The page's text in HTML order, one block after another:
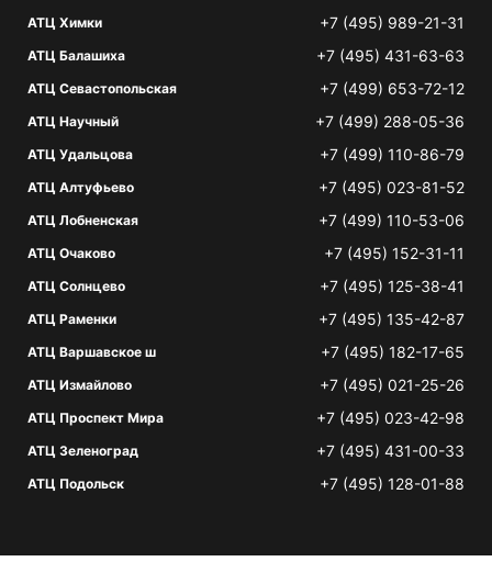
АТЦ Химки +7 (495) 989-21-31
АТЦ Балашиха +7 (495) 431-63-63
АТЦ Севастопольская +7 (499) 653-72-12
АТЦ Научный +7 (499) 288-05-36
АТЦ Удальцова +7 (499) 110-86-79
АТЦ Алтуфьево +7 (495) 023-81-52
АТЦ Лобненская +7 (499) 110-53-06
АТЦ Очаково +7 (495) 152-31-11
АТЦ Солнцево +7 (495) 125-38-41
АТЦ Раменки +7 (495) 135-42-87
АТЦ Варшавское ш +7 (495) 182-17-65
АТЦ Измайлово +7 (495) 021-25-26
АТЦ Проспект Мира +7 (495) 023-42-98
АТЦ Зеленоград +7 (495) 431-00-33
АТЦ Подольск +7 (495) 128-01-88